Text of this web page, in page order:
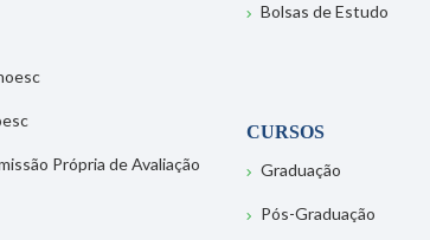
Própria de Avaliação
Bolsas de Estudo
CURSOS
Graduação
Pós-Graduação